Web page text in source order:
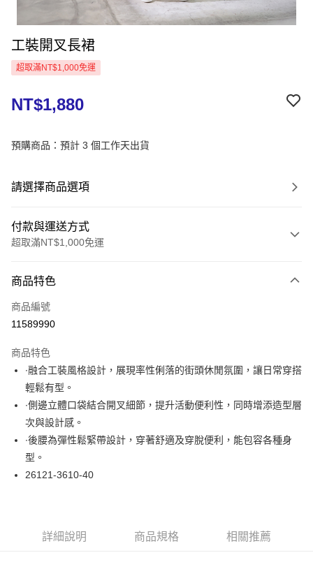
工裝開叉長裙
超取滿NT$1,000免運
NT$1,880
預購商品：預計 3 個工作天出貨
請選擇商品選項
付款與運送方式
超取滿NT$1,000免運
信用卡一次付款
超商取貨付款
Apple Pay
悠遊付
大哥付你分期
相關說明
【大哥付你分期使用說明】
1.本服務由台灣大哥大提供，台灣大哥大用戶可立即使用無須另外申請。
2.付款方式選擇「大哥付你分期」，訂單成立後會自動跳轉到大哥付的交易
消。如遇「轉專審核」未通過狀況，表示未達大哥付你分期系統評分，恕無
ATM付款
每筆NT$60，滿NT$1,000(含以上)免運費
商品特色
商品編號
11589990
商品特色
∙融合工裝風格設計，展現率性俐落的街頭休閒氛圍，讓日常穿搭
輕鬆有型。
∙側邊立體口袋結合開叉細節，提升活動便利性，同時增添造型層
次與設計感。
∙後腰為彈性鬆緊帶設計，穿著舒適及穿脫便利，能包容各種身
型。
26121-3610-40
詳細說明 商品規格 相關推薦